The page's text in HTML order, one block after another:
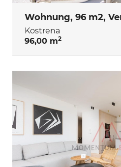
Kostrena
96,00 m2